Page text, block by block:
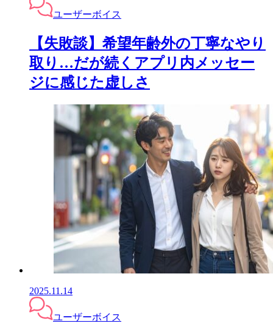
ユーザーボイス
【失敗談】希望年齢外の丁寧なやり
取り…だが続くアプリ内メッセー
ジに感じた虚しさ
2025.11.14
ユーザーボイス